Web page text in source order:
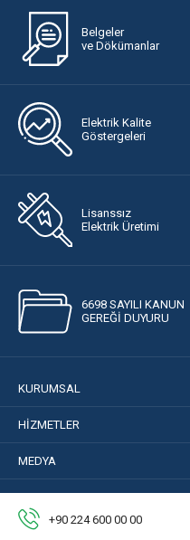
Belgeler
ve Dökümanlar
Elektrik Kalite
Göstergeleri
Lisanssız
Elektrik Üretimi
6698 SAYILI KANUN
GEREĞİ DUYURU
KURUMSAL
HİZMETLER
MEDYA
+90 224 600 00 00